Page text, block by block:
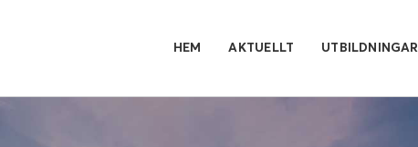
HEM AKTUELLT UTBILDNINGAR